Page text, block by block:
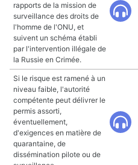
rapports de la mission de
surveillance des droits de
l'homme de l'ONU, et
suivent un schéma établi
par l'intervention illégale de
la Russie en Crimée.
Si le risque est ramené à un
niveau faible, l'autorité
compétente peut délivrer le
permis assorti,
éventuellement,
d'exigences en matière de
quarantaine, de
dissémination pilote ou de